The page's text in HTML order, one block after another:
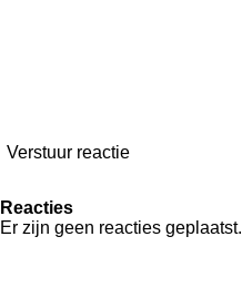
Verstuur reactie
Reacties
Er zijn geen reacties geplaatst.